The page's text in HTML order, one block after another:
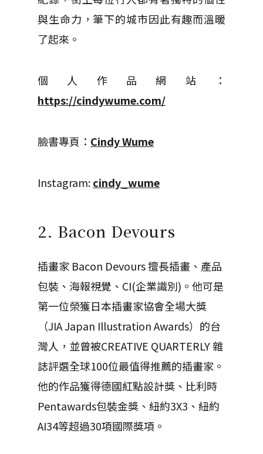
與生命力，筆下的城市因此有趣而溫暖
了起來。
個人作品網站：
https://cindywume.com/
臉書專頁： Cindy Wume
Instagram:cindy_wume
2. Bacon Devours
插畫家 Bacon Devours 擅長插畫、產品
包裝、海報視覺、CI(企業識別)。他可是
第一位榮獲日本插畫家協會全場大獎
（JIA Japan Illustration Awards）的台
灣人，並曾被CREATIVE QUARTERLY 雜
誌評選全球100位最值得推薦的插畫家。
他的作品獲得德國紅點設計獎、比利時
Pentawards包裝金獎、紐約3X3、紐約
AI34等超過30項國際獎項。